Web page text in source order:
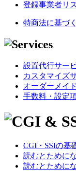
登録事業者リ
特商法に基づ
設置代行サー
カスタマイズ
オーダーメイ
手数料・設定
CGI・SSIの基
読むとために
読むとために